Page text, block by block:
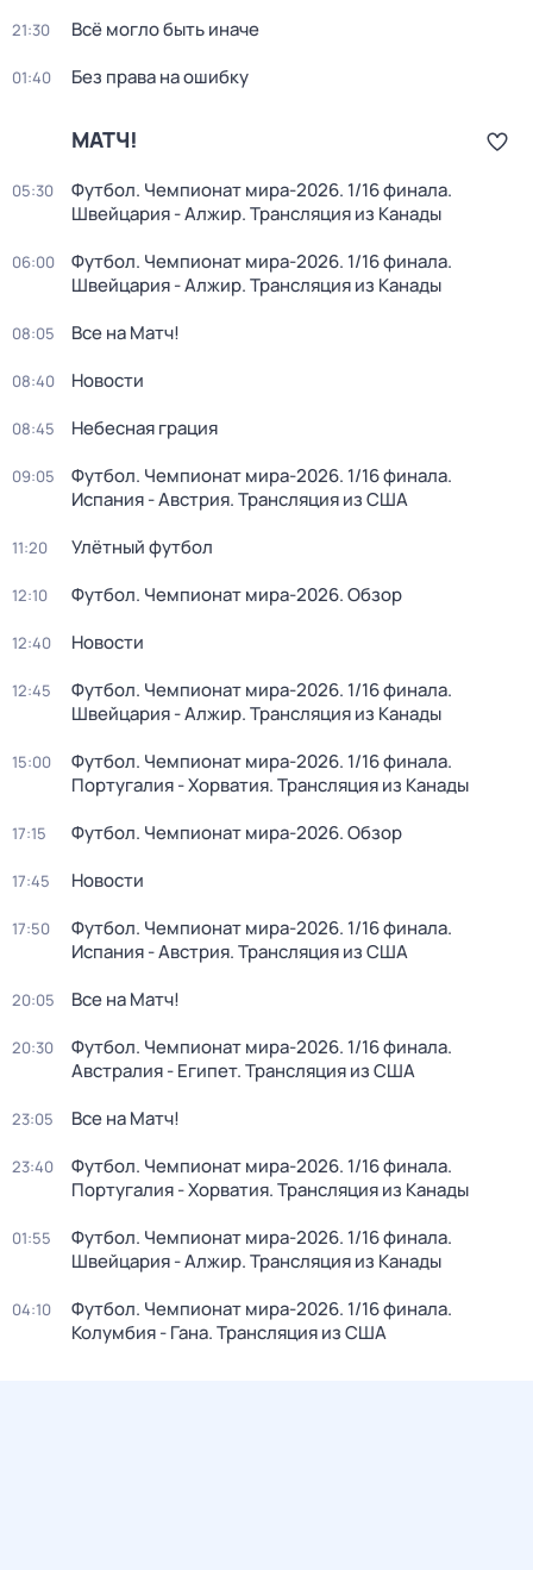
21:30 Всё могло быть иначе
01:40 Без права на ошибку
МАТЧ!
05:30
Футбол. Чемпионат мира-2026. 1/16 финала.
Швейцария - Алжир. Трансляция из Канады
06:00
Футбол. Чемпионат мира-2026. 1/16 финала.
Швейцария - Алжир. Трансляция из Канады
08:05 Все на Матч!
08:40 Новости
08:45 Небесная грация
09:05
Футбол. Чемпионат мира-2026. 1/16 финала.
Испания - Австрия. Трансляция из США
11:20 Улётный футбол
12:10 Футбол. Чемпионат мира-2026. Обзор
12:40 Новости
12:45
Футбол. Чемпионат мира-2026. 1/16 финала.
Швейцария - Алжир. Трансляция из Канады
15:00
Футбол. Чемпионат мира-2026. 1/16 финала.
Португалия - Хорватия. Трансляция из Канады
17:15 Футбол. Чемпионат мира-2026. Обзор
17:45 Новости
17:50
Футбол. Чемпионат мира-2026. 1/16 финала.
Испания - Австрия. Трансляция из США
20:05 Все на Матч!
20:30
Футбол. Чемпионат мира-2026. 1/16 финала.
Австралия - Египет. Трансляция из США
23:05 Все на Матч!
23:40
Футбол. Чемпионат мира-2026. 1/16 финала.
Португалия - Хорватия. Трансляция из Канады
01:55
Футбол. Чемпионат мира-2026. 1/16 финала.
Швейцария - Алжир. Трансляция из Канады
04:10
Футбол. Чемпионат мира-2026. 1/16 финала.
Колумбия - Гана. Трансляция из США